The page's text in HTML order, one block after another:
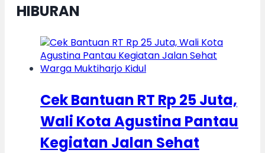
HIBURAN
Cek Bantuan RT Rp 25 Juta,
Wali Kota Agustina Pantau
Kegiatan Jalan Sehat